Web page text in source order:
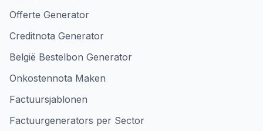
Offerte Generator
Creditnota Generator
België Bestelbon Generator
Onkostennota Maken
Factuursjablonen
Factuurgenerators per Sector